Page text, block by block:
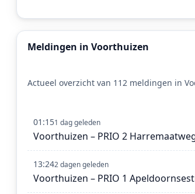
Meldingen in Voorthuizen
Actueel overzicht van 112 meldingen in
01:151 dag geleden
Voorthuizen – PRIO 2
13:242 dagen geleden
Voorthuizen – PRIO 1